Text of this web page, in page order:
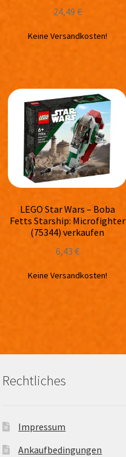
24,49 €
Keine Versandkosten!
LEGO Star Wars – Boba
Fetts Starship: Microfighter
(75344) verkaufen
6,43 €
Keine Versandkosten!
Rechtliches
Impressum
Ankaufbedingungen